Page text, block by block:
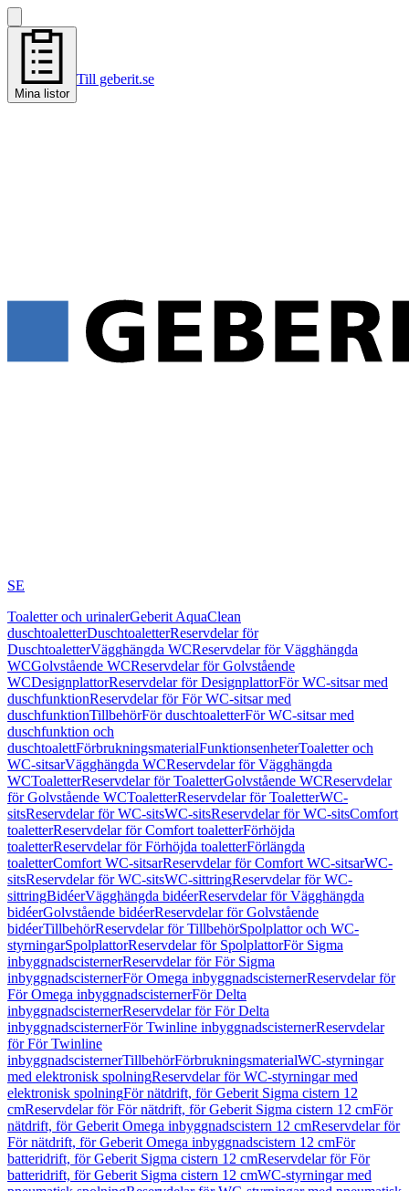
Mina listor
Till geberit.se
SE
Toaletter och urinalerGeberit AquaClean
duschtoaletterDuschtoaletterReservdelar för
DuschtoaletterVägghängda WCReservdelar för Vägghängda
WCGolvstående WCReservdelar för Golvstående
WCDesignplattorReservdelar för DesignplattorFör WC-sitsar med
duschfunktionReservdelar för För WC-sitsar med
duschfunktionTillbehörFör duschtoaletterFör WC-sitsar med
duschfunktion och
duschtoalettFörbrukningsmaterialFunktionsenheterToaletter och
WC-sitsarVägghängda WCReservdelar för Vägghängda
WCToaletterReservdelar för ToaletterGolvstående WCReservdelar
för Golvstående WCToaletterReservdelar för ToaletterWC-
sitsReservdelar för WC-sitsWC-sitsReservdelar för WC-sitsComfort
toaletterReservdelar för Comfort toaletterFörhöjda
toaletterReservdelar för Förhöjda toaletterFörlängda
toaletterComfort WC-sitsarReservdelar för Comfort WC-sitsarWC-
sitsReservdelar för WC-sitsWC-sittringReservdelar för WC-
sittringBidéerVägghängda bidéerReservdelar för Vägghängda
bidéerGolvstående bidéerReservdelar för Golvstående
bidéerTillbehörReservdelar för TillbehörSpolplattor och WC-
styrningarSpolplattorReservdelar för SpolplattorFör Sigma
inbyggnadscisternerReservdelar för För Sigma
inbyggnadscisternerFör Omega inbyggnadscisternerReservdelar för
För Omega inbyggnadscisternerFör Delta
inbyggnadscisternerReservdelar för För Delta
inbyggnadscisternerFör Twinline inbyggnadscisternerReservdelar
för För Twinline
inbyggnadscisternerTillbehörFörbrukningsmaterialWC-styrningar
med elektronisk spolningReservdelar för WC-styrningar med
elektronisk spolningFör nätdrift, för Geberit Sigma cistern 12
cmReservdelar för För nätdrift, för Geberit Sigma cistern 12 cmFör
nätdrift, för Geberit Omega inbyggnadscistern 12 cmReservdelar för
För nätdrift, för Geberit Omega inbyggnadscistern 12 cmFör
batteridrift, för Geberit Sigma cistern 12 cmReservdelar för För
batteridrift, för Geberit Sigma cistern 12 cmWC-styrningar med